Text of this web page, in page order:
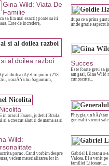
Gina Wild: Viata De
Familie
sa fim mai exacti) poate sa iti
Este de incredere,
dupa ce a prins
unde gratie
al doilea razboi
al doilea rÄƒzboi punic (218-
a oraÅŸului Saguntum,
Succes
Este foarte greu sa
am gasi, Gina Wild
cunoscute...
in orasul Faurei, judetul Braila.
a crescut alaturi de mama sa si
Phrygia, un
generalii vremii
Wild:
porno. Cand vorbim despre
vedem materializarea lor in
Gabriel Liiceanu s-a
Valcea. El a venit
familiei Liiceanu....